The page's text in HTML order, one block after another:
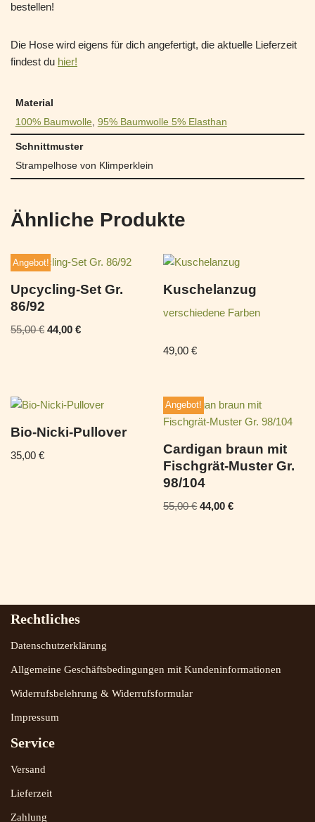
bestellen!
Die Hose wird eigens für dich angefertigt, die aktuelle Lieferzeit
findest du hier!
Material
100% Baumwolle 95% Baumwolle 5% Elasthan
Schnittmuster
Strampelhose von Klimperklein
Ähnliche Produkte
Angebot!
Upcycling-Set Gr.
86/92
55,00€ 44,00 €
Kuschelanzug
verschiedene Farben
49,00€
Bio-Nicki-Pullover
35,00 €
Angebot!
Cardigan braun mit
Fischgrät-Muster Gr.
98/104
55,00€ 44,00€
Rechtliches
Datenschutzerklärung
Allgemeine Geschäftsbedingungen mit Kundeninformationen
Widerrufsbelehrung & Widerrufsformular
Impressum
Service
Versand
Lieferzeit
Zahlung